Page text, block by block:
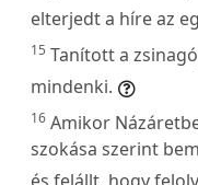
elterjedt a híre az
15 Tanított a
mindenki.
16 Amikor
szokása szerint